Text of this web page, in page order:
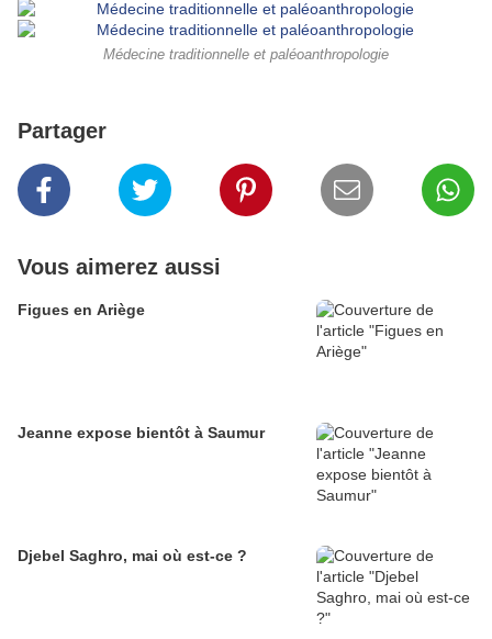
Médecine traditionnelle et paléoanthropologie
Partager
Vous aimerez aussi
Figues en Ariège
Jeanne expose bientôt à Saumur
Djebel Saghro, mai où est-ce ?